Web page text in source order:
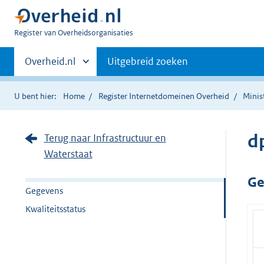
U
Register van Overheidsorganisaties
Primaire
navigatie
Andere
sites
binnen
Overheid.nl Uitgebreid zoeken
U bent hier: Home Register Internetdomeinen Overheid
Terug naar Infrastructuur en
Waterstaat
Gegevens
Kwaliteitsstatus